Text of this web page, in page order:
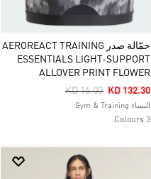
حمّالة صدر AEROREACT TRAINING
ESSENTIALS LIGHT-SUPPORT
ALLOVER PRINT FLOWER
Price Reduced From
KD 16.00ToKD 132.30
النساء Gym & Training
3 Colours